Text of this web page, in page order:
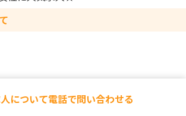
について電話で問い合わせる